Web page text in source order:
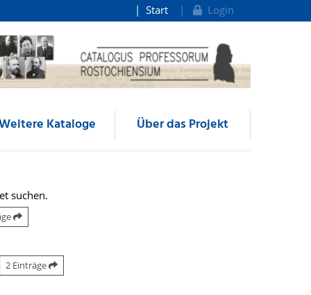
Start Login
Kataloge Über das Projekt
suchen.
2 Einträge